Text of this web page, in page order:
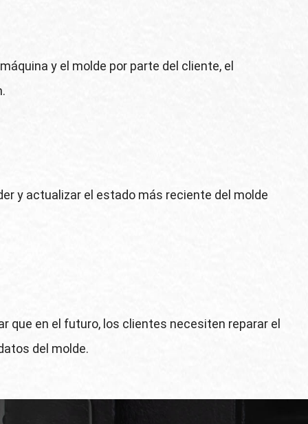
y el molde por parte del cliente, el
y actualizar el estado más reciente del molde
que en el futuro, los clientes necesiten reparar el
del molde.